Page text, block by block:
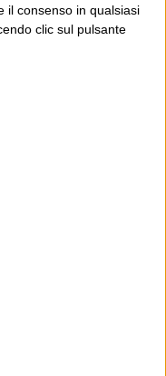
il consenso in qualsiasi
clic sul pulsante